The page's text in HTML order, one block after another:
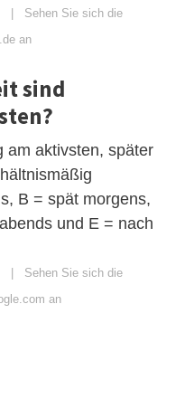
| Sehen Sie sich die
an
sind
am aktivsten, später
B = spät morgens,
und E = nach
| Sehen Sie sich die
an